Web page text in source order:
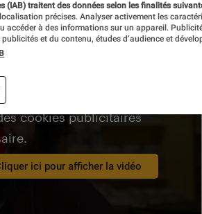
cookies publicitaires
ici pour afficher la vidéo
(IAB) traitent des données selon les finalités
précises. Analyser activement les
accéder à des informations sur un appareil.
et du contenu, études d’audience et